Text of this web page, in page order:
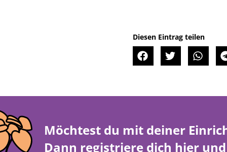
Diesen Eintrag teilen
Möchtest du mit deiner
Dann registriere dich hier